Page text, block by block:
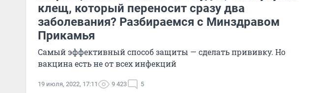
клещ, который переносит сразу два
заболевания? Разбираемся с Минздравом
Прикамья
Самый эффективный способ защиты — сделать прививку. Но
вакцина есть не от всех инфекций
19 июля, 2022, 17:11 9 423 5